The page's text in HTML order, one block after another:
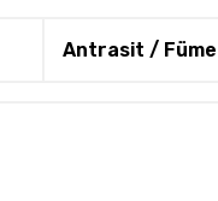
Antrasit / Füme